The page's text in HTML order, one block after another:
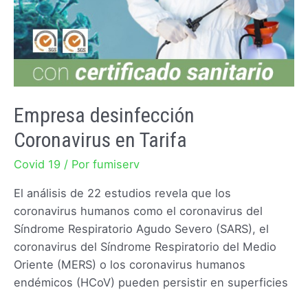
Empresa desinfección
Coronavirus en Tarifa
Covid 19 / Por fumiserv
El análisis de 22 estudios revela que los
coronavirus humanos como el coronavirus del
Síndrome Respiratorio Agudo Severo (SARS), el
coronavirus del Síndrome Respiratorio del Medio
Oriente (MERS) o los coronavirus humanos
endémicos (HCoV) pueden persistir en superficies